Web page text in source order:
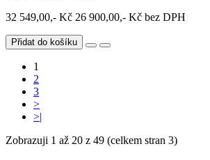
32 549,00,- Kč 26 900,00,- Kč bez DPH
Přidat do košíku
1
2
3
>
>|
Zobrazuji 1 až 20 z 49 (celkem stran 3)